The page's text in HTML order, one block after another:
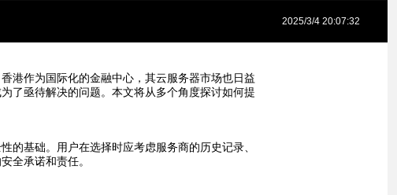
2025/3/4 20:07:32
港作为国际化的金融中心，其云服务器市场也日益
了亟待解决的问题。本文将从多个角度探讨如何提
的基础。用户在选择时应考虑服务商的历史记录、
全承诺和责任。